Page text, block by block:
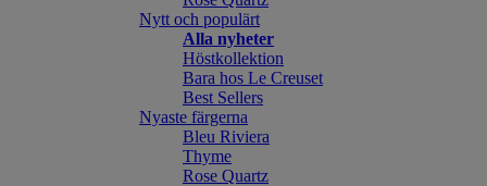
Nytt och populärt
Alla nyheter
Höstkollektion
Bara hos Le Creuset
Best Sellers
Nyaste färgerna
Bleu Riviera
Thyme
Rose Quartz